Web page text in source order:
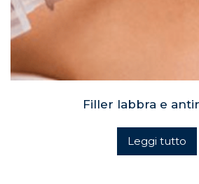
Filler labbra e
Leggi tutto